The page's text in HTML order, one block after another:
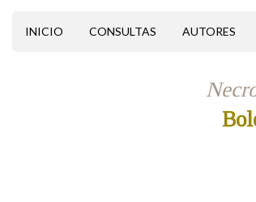
INICIO CONSULTAS AUTORES